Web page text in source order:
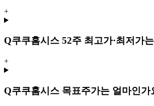
+
Q쿠쿠홈시스 52주 최고가·최저가
+
Q쿠쿠홈시스 목표주가는 얼마인가